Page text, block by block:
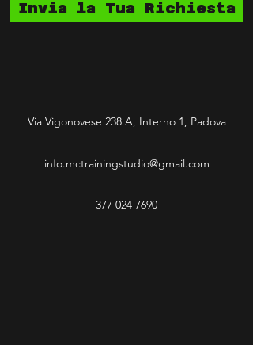
Invia la Tua Richiesta
Via Vigonovese 238 A, Interno 1, Padova
info.mctrainingstudio@gmail.com
377 024 7690